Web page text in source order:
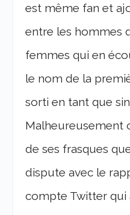
est même fan et
entre les hommes
femmes qui en
le nom de la
sorti en tant que
Malheureusement
de ses frasques
dispute avec le
compte Twitter qui